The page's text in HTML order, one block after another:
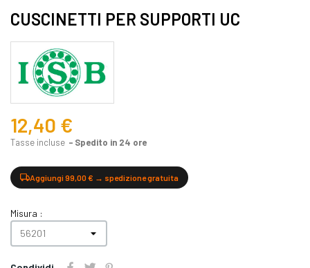
CUSCINETTI PER SUPPORTI UC
12,40 €
Tasse incluse Spedito in 24 ore
Aggiungi 99,00 € → spedizione gratuita
Misura :